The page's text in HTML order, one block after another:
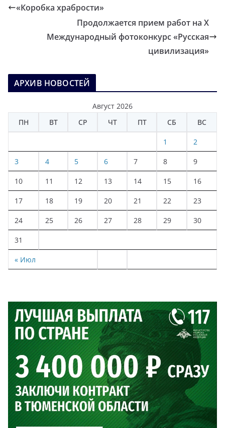
«Коробка храбрости»
Продолжается прием работ на Х
Международный фотоконкурс «Русская
цивилизация»
АРХИВ НОВОСТЕЙ
Август 2026
ПН
ВТ СР ЧТ ПТ СБ ВС
« Июл
1 2
3 4 5 6 7 8 9
10 11 12 13 14 15 16
17 18 19 20 21 22 23
24 25 26 27 28 29 30
31